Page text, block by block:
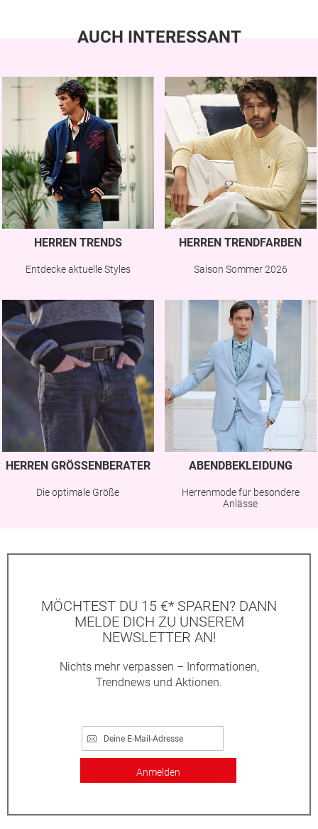
AUCH INTERESSANT
HERREN TRENDS
Entdecke aktuelle Styles
HERREN TRENDFARBEN
Saison Sommer 2026
HERREN GRÖSSENBERATER
Die optimale Größe
ABENDBEKLEIDUNG
Herrenmode für besondere
Anlässe
MÖCHTEST DU 15 €* SPAREN? DANN
MELDE DICH ZU UNSEREM
NEWSLETTER AN!
Nichts mehr verpassen – Informationen,
Trendnews und Aktionen.
Anmelden